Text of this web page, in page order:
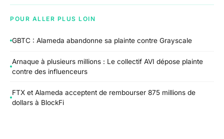
POUR ALLER PLUS LOIN
GBTC : Alameda abandonne sa plainte contre Grayscale
Arnaque à plusieurs millions : Le collectif AVI dépose plainte
contre des influenceurs
FTX et Alameda acceptent de rembourser 875 millions de
dollars à BlockFi